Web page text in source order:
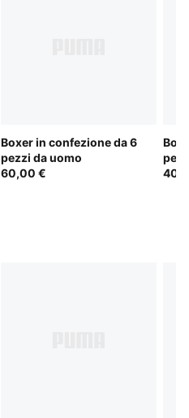
Boxer in confezione da 6
pezzi da uomo
60,00 €